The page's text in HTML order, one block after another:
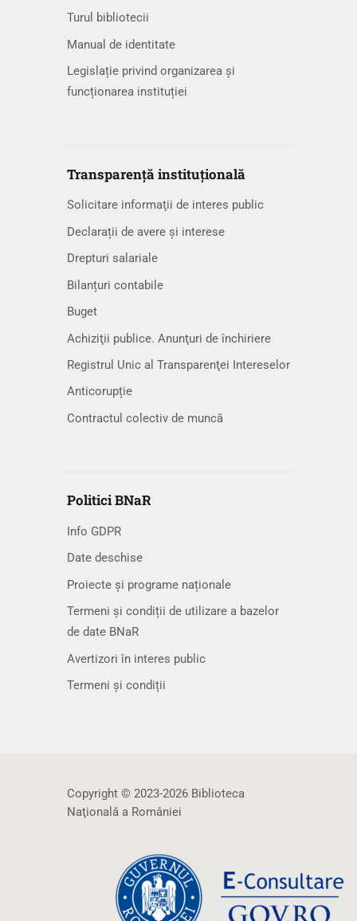
Turul bibliotecii
Manual de identitate
Legislație privind organizarea și
funcționarea instituției
Transparență instituțională
Solicitare informaţii de interes public
Declarații de avere și interese
Drepturi salariale
Bilanțuri contabile
Buget
Achiziţii publice. Anunţuri de închiriere
Registrul Unic al Transparenţei Intereselor
Anticorupție
Contractul colectiv de muncă
Politici BNaR
Info GDPR
Date deschise
Proiecte și programe naționale
Termeni și condiții de utilizare a bazelor
de date BNaR
Avertizori în interes public
Termeni și condiții
Copyright © 2023-2026 Biblioteca
Naţională a României